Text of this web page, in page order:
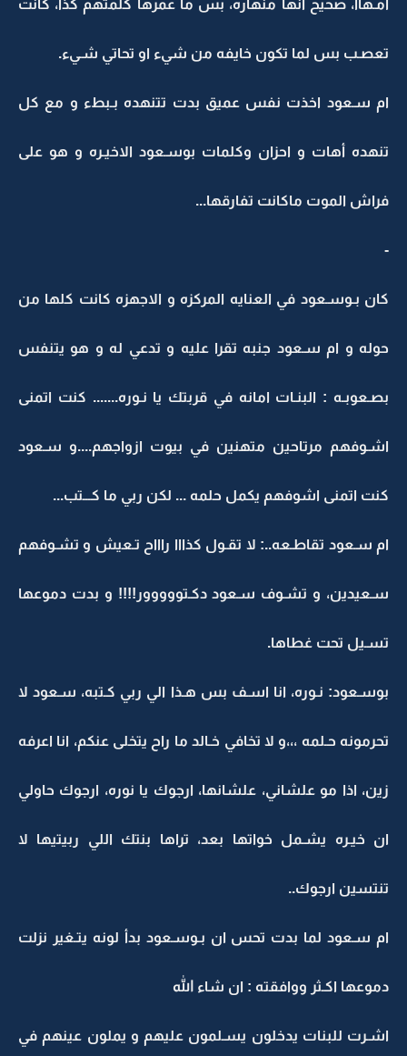
امـهاا، صحيح انها منهاره، بس ما عمرها كلمتهم كذا، كانت
تعصـب بس لما تكون خايفه من شيء او تحاتي شـيء.
ام سـعود اخذت نفس عميق بدت تتنهده بـبطء و مع كل
تنهده أهات و احزان وكلمات بوسـعود الاخيـره و هو على
فراش الموت ماكانت تفارقها...
كان بـوسـعود في العنايه المركزه و الاجهزه كانت كلها من
حوله و ام سـعود جنبه تقرا عليه و تدعي له و هو يتنفس
بصـعوبـه : البنـات امانه في قربتك يا نـوره....... كنت اتمنى
اشـوفهم مرتاحين متهنين في بيوت ازواجهم....و سـعود
كنت اتمنى اشوفهم يكمل حلمه ... لكن ربي ما كـــتب...
ام سـعود تقاطـعه..: لا تقـول كذااا راااح تـعيش و تشـوفهم
سـعيدين، و تشـوف سـعود دكـتووووور!!!! و بدت دموعها
تسـيل تحت غطاها.
بوسـعود: نـوره، انا اسـف بس هـذا الي ربي كـتبه، سـعود لا
تحرمونه حـلمه ،،،و لا تخافي خـالد ما راح يتخلى عنكم، انا اعرفه
زين، اذا مو علشاني، علشانها، ارجوك يا نوره، ارجوك حاولي
ان خيـره يشـمل خواتها بعد، تراها بنتك اللي ربيتيها لا
تنتسين ارجوك..
ام سـعود لما بدت تحس ان بـوسـعود بدأ لونه يتـغير نزلت
دموعها اكـثر ووافقته : ان شاء الله
اشـرت للبنات يدخلون يسـلمون عليهم و يملون عينهم في